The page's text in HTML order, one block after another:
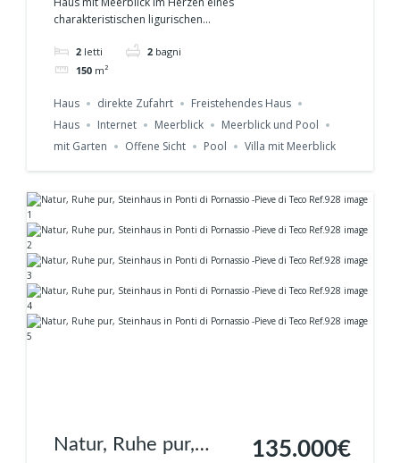
mit traumhaftem
Meerblick bei
charakteristischen ligurischen...
2 letti 2 bagni
150 m²
Haus direkte Zufahrt
Freistehendes Haus
Haus
Internet Meerblick
Meerblick und Pool
mit Garten
Offene Sicht Pool Villa mit Meerblick
Natur, Ruhe pur,
135.000€